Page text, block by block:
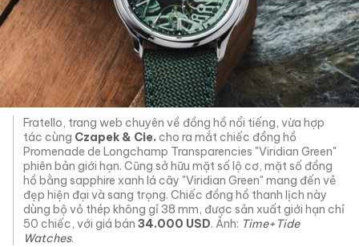
Fratello, trang web chuyên về đồng hồ nổi tiếng, vừa hợp
tác cùng Czapek & Cie. cho ra mắt chiếc đồng hồ
Promenade de Longchamp Transparencies "Viridian Green"
phiên bản giới hạn. Cũng sở hữu mặt số lộ cơ, mặt số đồng
hồ bằng sapphire xanh lá cây "Viridian Green" mang đến vẻ
đẹp hiện đại và sang trọng. Chiếc đồng hồ thanh lịch này
dùng bộ vỏ thép không gỉ 38 mm, được sản xuất giới hạn chỉ
50 chiếc, với giá bán34.000 USD. Ảnh: Time+Tide
Watches.